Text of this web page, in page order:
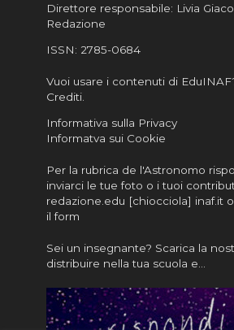
Direttore responsabile: Livia
Redazione
ISSN: 2785-0684
Vuoi usare i contenuti di
Crediti.
Informativa sulla Privacy
Informatva sui Cookie
Per la rubrica de l'Astronomo
inviarci le tue foto o i tuoi
redazione.edu [chiocciola] inaf.it
il form
Sei un insegnante? Scarica la
distribuire nella tua scuola e…